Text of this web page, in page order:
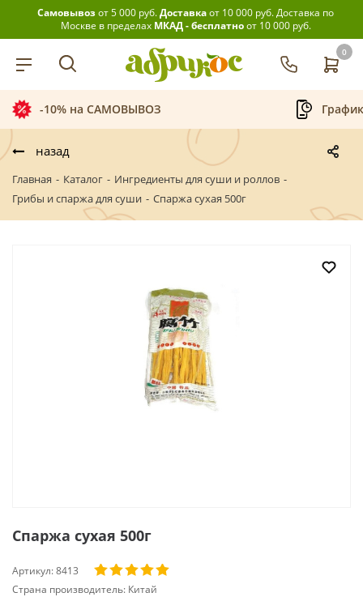
Самовывозот 5 000 руб.Доставкаот 10 000 руб.Доставка по
Москве в пределах МКАД - бесплатноот 10 000 руб.
0
-10% на САМОВЫВОЗ
назад
Главная - Каталог - Ингредиенты для суши и роллов -
Грибы и спаржа для суши - Спаржа сухая 500г
Спаржа сухая 500г
Артикул:8413
Страна производитель: Китай